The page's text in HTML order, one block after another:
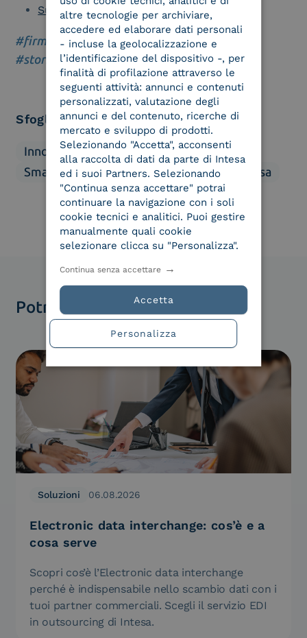
Supply Chain Management
#firma elettronica |#identità digitale
#storie di successo
Sfoglia categorie
Innovazione Mercato
Normativa
Smart Business
Soluzioni We Are Intesa
Potrebbero interessarti
Soluzioni 06.08.2026
Electronic data interchange: cos’è e a
cosa serve
Scopri cos’è l’Electronic data interchange
perché è indispensabile nello scambio dati con i
tuoi partner commerciali. Scegli il servizio EDI
in outsourcing di Intesa.
altre tecnologie per archiviare,
accedere ed elaborare dati personali
- incluse la geolocalizzazione e
l’identificazione del dispositivo -, per
finalità di profilazione attraverso le
seguenti attività: annunci e contenuti
personalizzati, valutazione degli
annunci e del contenuto, ricerche di
mercato e sviluppo di prodotti.
Selezionando "Accetta", acconsenti
alla raccolta di dati da parte di Intesa
ed i suoi Partners. Selezionando
"Continua senza accettare" potrai
continuare la navigazione con i soli
cookie tecnici e analitici. Puoi gestire
manualmente quali cookie
selezionare clicca su "Personalizza".
Accetta
Continua senza accettare
Personalizza